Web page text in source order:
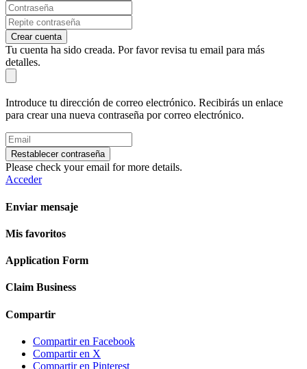
Crear cuenta
Tu cuenta ha sido creada. Por favor revisa tu email para más
detalles.
Introduce tu dirección de correo electrónico. Recibirás un enlace
para crear una nueva contraseña por correo electrónico.
Restablecer contraseña
Please check your email for more details.
Acceder
Enviar mensaje
Mis favoritos
Application Form
Claim Business
Compartir
Compartir en Facebook
Compartir en X
Compartir en Pinterest